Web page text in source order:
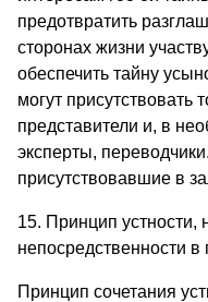
предотвратить
сторонах жизни
обеспечить тайну
могут присутствовать
представители и, в
эксперты,
присутствовавшие в
15. Принцип устности,
непосредственности в
Принцип сочетания